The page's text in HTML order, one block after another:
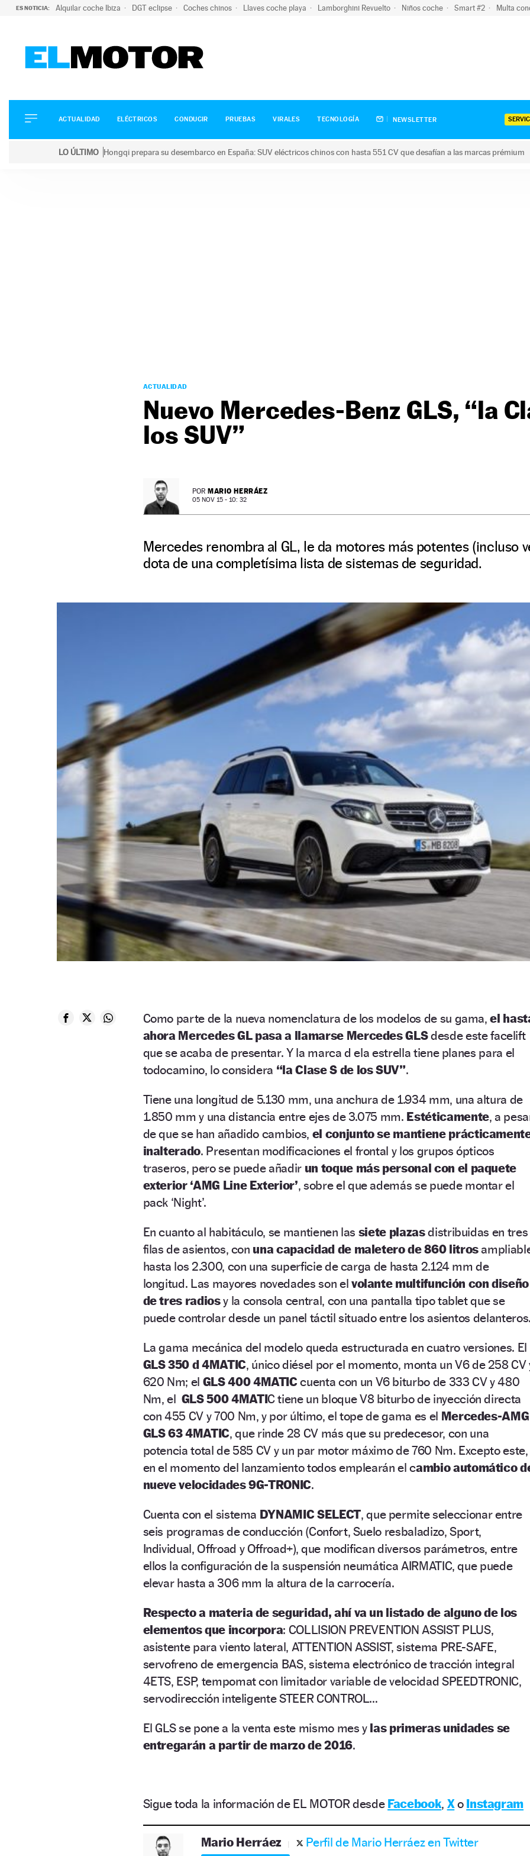
ES NOTICIA: Alquilar coche Ibiza DGT eclipse Coches chinos Llaves coche playa Lamborghini Revuelto Niños coche Smart #2 Multa
ELÉCTRICOS
CONDUCIR
ACTUALIDAD ELÉCTRICOS CONDUCIR PRUEBAS VIRALES TECNOLOGÍA NEWSLETTER
LO ÚLTIMO Hongqi prepara su desembarco en España: SUV eléctricos chinos con hasta 551 CV que desafían a las marcas prémium
ACTUALIDAD
Nuevo Mercedes-Benz GLS, “la
los SUV”
POR MARIO HERRÁEZ
05 NOV 15 - 10: 32
Mercedes renombra al GL, le da motores más potentes (incluso
dota de una completísima lista de sistemas de seguridad.
Como parte de la nueva nomenclatura de los modelos de su gama,el
ahora Mercedes GL pasa a llamarse Mercedes GLSdesde este facelift
que se acaba de presentar. Y la marca d ela estrella tiene planes para el
todocamino, lo considera “la Clase S de los SUV”.
Tiene una longitud de 5.130 mm, una anchura de 1.934 mm, una altura de
1.850 mm y una distancia entre ejes de 3.075 mm. Estéticamente, a
de que se han añadido cambios, el conjunto se mantiene
inalterado. Presentan modificaciones el frontal y los grupos ópticos
traseros, pero se puede añadir un toque más personal con el paquete
exterior ‘AMG Line Exterior’, sobre el que además se puede montar el
pack ‘Night’.
En cuanto al habitáculo, se mantienen las siete plazasdistribuidas en tres
filas de asientos, con una capacidad de maletero de 860 litros
hasta los 2.300, con una superficie de carga de hasta 2.124 mm de
longitud. Las mayores novedades son el volante multifunción con diseño
de tres radiosy la consola central, con una pantalla tipo tablet que se
puede controlar desde un panel táctil situado entre los asientos
La gama mecánica del modelo queda estructurada en cuatro versiones. El
GLS 350 d 4MATIC, único diésel por el momento, monta un V6 de 258 CV
620 Nm; el GLS 400 4MATICcuenta con un V6 biturbo de 333 CV y 480
Nm, el GLS 500 4MATIC tiene un bloque V8 biturbo de inyección directa
con 455 CV y 700 Nm, y por último, el tope de gama es el Mercedes-AMG
GLS 63 4MATIC, que rinde 28 CV más que su predecesor, con una
potencia total de 585 CV y un par motor máximo de 760 Nm. Excepto este,
en el momento del lanzamiento todos emplearán el cambio automático
nueve velocidades 9G-TRONIC.
Cuenta con el sistema DYNAMIC SELECT, que permite seleccionar entre
seis programas de conducción (Confort, Suelo resbaladizo, Sport,
Individual, Offroad y Offroad+), que modifican diversos parámetros, entre
ellos la configuración de la suspensión neumática AIRMATIC, que puede
elevar hasta a 306 mm la altura de la carrocería.
Respecto a materia de seguridad, ahí va un listado de alguno de los
elementos que incorpora: COLLISION PREVENTION ASSIST PLUS,
asistente para viento lateral, ATTENTION ASSIST, sistema PRE-SAFE,
servofreno de emergencia BAS, sistema electrónico de tracción integral
4ETS, ESP, tempomat con limitador variable de velocidad SPEEDTRONIC,
servodirección inteligente STEER CONTROL…
El GLS se pone a la venta este mismo mes y las primeras unidades se
entregarán a partir de marzo de 2016.
Sigue toda la información de EL MOTOR desde Facebook, Xo Instagram
Mario Herráez Perfil de Mario Herráez en Twitter